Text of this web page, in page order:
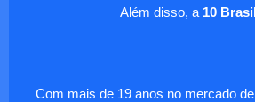
Além disso, a 10 Brasil
Com mais de 19 anos no mercado de